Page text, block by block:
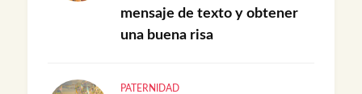
mensaje de texto y obtener
una buena risa
PATERNIDAD